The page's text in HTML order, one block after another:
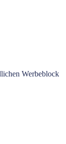
Werbeblock